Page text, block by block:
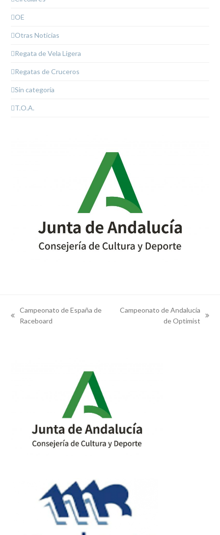
OE
Otras Noticias
Regata de Vela Ligera
Regatas de Cruceros
Sin categoría
T.O.A.
previous
Campeonato de España de
Raceboard
Campeonato de Andalucía
de Optimist